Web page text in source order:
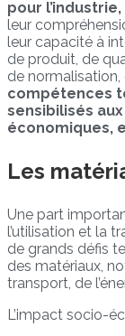
pour l’industrie,
leur
leur capacité à
de produit, de
de normalisation,
compétences
sensibilisés
économiques,
Les
Une part
l’utilisation et la
de grands défis
des matériaux,
transport, de
L’impact socio-